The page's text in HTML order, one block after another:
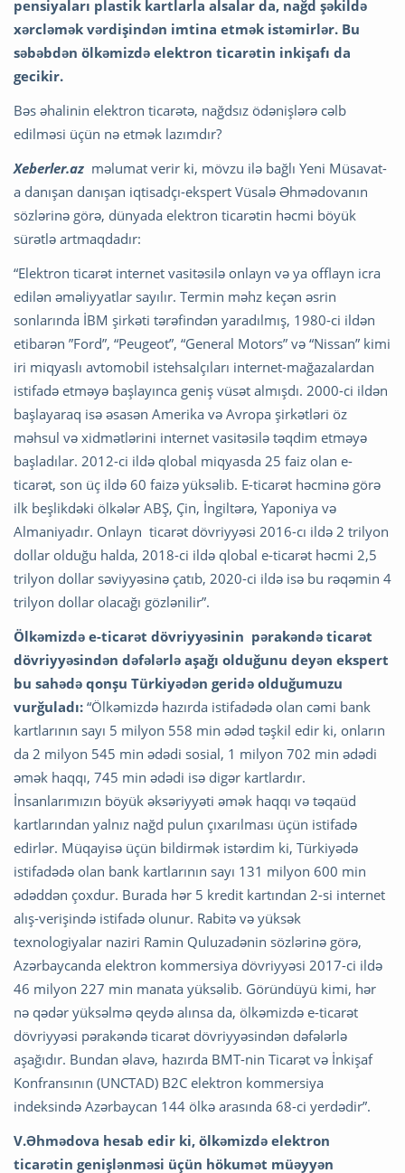
pensiyaları plastik kartlarla alsalar da, nağd şəkildə
xərcləmək vərdişindən imtina etmək istəmirlər. Bu
səbəbdən ölkəmizdə elektron ticarətin inkişafı da
gecikir.
Bəs əhalinin elektron ticarətə, nağdsız ödənişlərə cəlb
edilməsi üçün nə etmək lazımdır?
Xeberler.az məlumat verir ki, mövzu ilə bağlı Yeni Müsavat-
a danışan danışan iqtisadçı-ekspert Vüsalə Əhmədovanın
sözlərinə görə, dünyada elektron ticarətin həcmi böyük
sürətlə artmaqdadır:
“Elektron ticarət internet vasitəsilə onlayn və ya offlayn icra
edilən əməliyyatlar sayılır. Termin məhz keçən əsrin
sonlarında İBM şirkəti tərəfindən yaradılmış, 1980-ci ildən
etibarən ”Ford”, “Peugeot”, “General Motors” və “Nissan” kimi
iri miqyaslı avtomobil istehsalçıları internet-mağazalardan
istifadə etməyə başlayınca geniş vüsət almışdı. 2000-ci ildən
başlayaraq isə əsasən Amerika və Avropa şirkətləri öz
məhsul və xidmətlərini internet vasitəsilə təqdim etməyə
başladılar. 2012-ci ildə qlobal miqyasda 25 faiz olan e-
ticarət, son üç ildə 60 faizə yüksəlib. E-ticarət həcminə görə
ilk beşlikdəki ölkələr ABŞ, Çin, İngiltərə, Yaponiya və
Almaniyadır. Onlayn ticarət dövriyyəsi 2016-cı ildə 2 trilyon
dollar olduğu halda, 2018-ci ildə qlobal e-ticarət həcmi 2,5
trilyon dollar səviyyəsinə çatıb, 2020-ci ildə isə bu rəqəmin 4
trilyon dollar olacağı gözlənilir”.
Ölkəmizdə e-ticarət dövriyyəsinin pərakəndə ticarət
dövriyyəsindən dəfələrlə aşağı olduğunu deyən ekspert
bu sahədə qonşu Türkiyədən geridə olduğumuzu
vurğuladı: “Ölkəmizdə hazırda istifadədə olan cəmi bank
kartlarının sayı 5 milyon 558 min ədəd təşkil edir ki, onların
da 2 milyon 545 min ədədi sosial, 1 milyon 702 min ədədi
əmək haqqı, 745 min ədədi isə digər kartlardır.
İnsanlarımızın böyük əksəriyyəti əmək haqqı və təqaüd
kartlarından yalnız nağd pulun çıxarılması üçün istifadə
edirlər. Müqayisə üçün bildirmək istərdim ki, Türkiyədə
istifadədə olan bank kartlarının sayı 131 milyon 600 min
ədəddən çoxdur. Burada hər 5 kredit kartından 2-si internet
alış-verişində istifadə olunur. Rabitə və yüksək
texnologiyalar naziri Ramin Quluzadənin sözlərinə görə,
Azərbaycanda elektron kommersiya dövriyyəsi 2017-ci ildə
46 milyon 227 min manata yüksəlib. Göründüyü kimi, hər
nə qədər yüksəlmə qeydə alınsa da, ölkəmizdə e-ticarət
dövriyyəsi pərakəndə ticarət dövriyyəsindən dəfələrlə
aşağıdır. Bundan əlavə, hazırda BMT-nin Ticarət və İnkişaf
Konfransının (UNCTAD) B2C elektron kommersiya
indeksində Azərbaycan 144 ölkə arasında 68-ci yerdədir”.
V.Əhmədova hesab edir ki, ölkəmizdə elektron
ticarətin genişlənməsi üçün hökumət müəyyən